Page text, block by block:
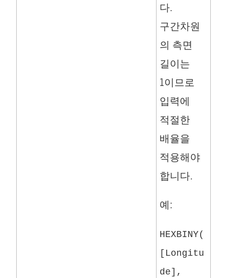
다.
구간차원
의 측면
길이는
1이므로
입력에
적절한
배율을
적용해야
합니다.
예:
HEXBINY(
[Longitu
de],